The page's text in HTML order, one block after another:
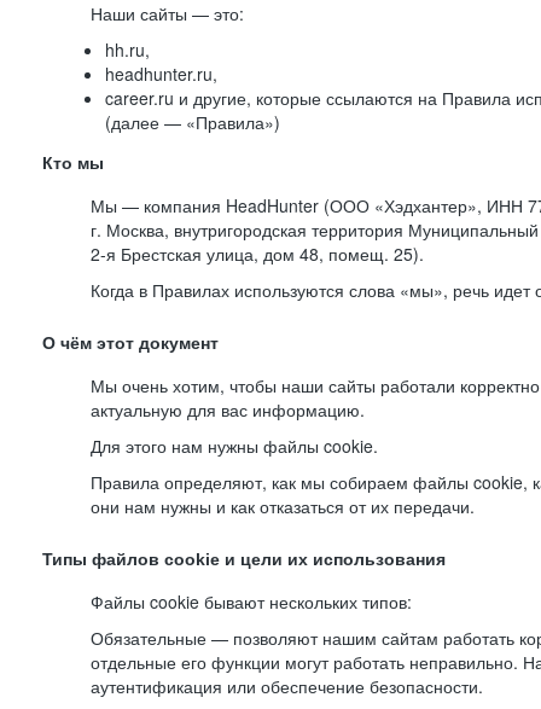
Наши сайты — это:
hh.ru,
headhunter.ru,
career.ru и другие, которые ссылаются на Правила
(далее — «Правила»)
Кто мы
Мы — компания HeadHunter (ООО «Хэдхантер», ИНН
г. Москва, внутригородская территория Муниципальный
2-я Брестская улица, дом 48, помещ. 25).
Когда в Правилах используются слова «мы», речь
О чём этот документ
Мы очень хотим, чтобы наши сайты работали
актуальную для вас информацию.
Для этого нам нужны файлы cookie.
Правила определяют, как мы собираем файлы cookie,
они нам нужны и как отказаться от их передачи.
Типы файлов cookie и цели их использования
Файлы cookie бывают нескольких типов:
Обязательные — позволяют нашим сайтам работать
отдельные его функции могут работать неправильно.
аутентификация или обеспечение безопасности.